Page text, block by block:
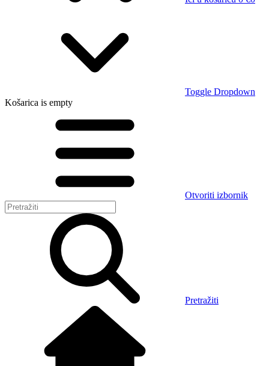
Toggle Dropdown
Košarica is empty
Otvoriti izbornik
Pretražiti